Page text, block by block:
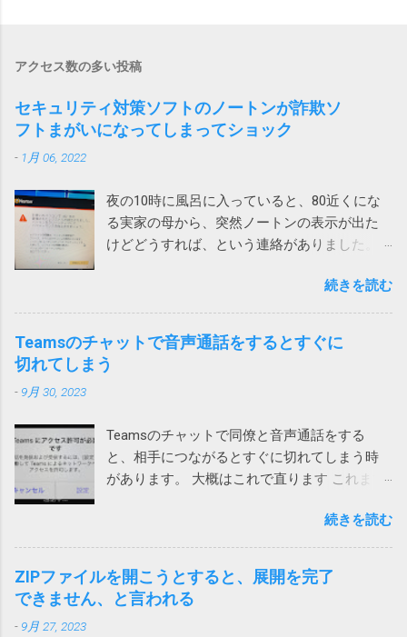
アクセス数の多い投稿
セキュリティ対策ソフトのノートンが詐欺ソ
フトまがいになってしまってショック
- 1月 06, 2022
夜の10時に風呂に入っていると、80近くにな
る実家の母から、突然ノートンの表示が出た
けどどうすれば、という連絡がありました。
お使いのパソコンで462件の破損されたレジス
トリが検出されました。パソコンをクリーン
アップしてパフォーマンスを向上させましょ
う。 レジストリの問題は、パソコンの速度低
下、フリーズ、さらにはクラッシュの原因と
題の解決とパソコンのパフォーマンス向上に
役立ててください。 ノートンがこんな、レジ
ストリが壊れているからと不安をあおって、
セージを出してくるとは。 親曰く「レジスト
リが破損て驚いた」（原文ママ）。わけのわ
からん高齢者に無用なストレスを与えていま
す。 大体レジストリーとか言って、それの意
続きを読む
Teamsのチャットで音声通話をするとすぐに
切れてしまう
- 9月 30, 2023
Teamsのチャットで同僚と音声通話をする
と、相手につながるとすぐに切れてしまう時
があります。 大概はこれで直ります これまで
プリをアップデートする サインインし直す ア
プリを再インストール ローカルネットワーク
へのアクセス許可 今回は、上記対策を試して
も直らないiPhoneがありました。 通話する際
に一瞬チラッと次の画面が見えます。 そこ
続きを読む
ZIPファイルを開こうとすると、展開を完了
できません、と言われる
- 9月 27, 2023